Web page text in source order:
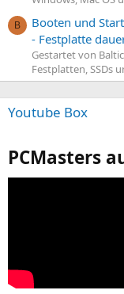
B
Booten und
- Festplatte
Gestartet von
Festplatten, SSDs
Youtube Box
PCMasters